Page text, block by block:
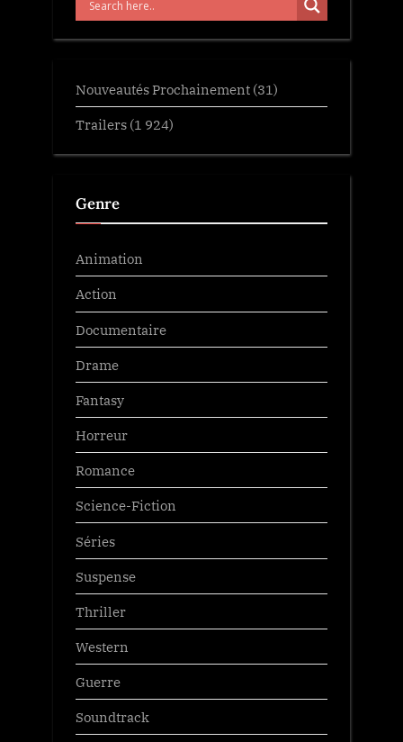
Nouveautés Prochainement (31)
Trailers (1 924)
Genre
Animation
Action
Documentaire
Drame
Fantasy
Horreur
Romance
Science-Fiction
Séries
Suspense
Thriller
Western
Guerre
Soundtrack